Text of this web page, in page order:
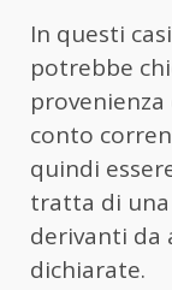
In questi
potrebbe
conto
quindi
tratta di
derivanti da
dichiarate.